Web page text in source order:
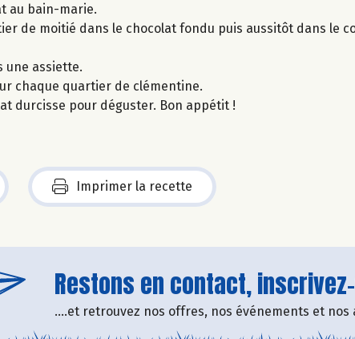
au bain-marie.
de moitié dans le chocolat fondu puis aussitôt dans le
une assiette.
chaque quartier de clémentine.
durcisse pour déguster. Bon appétit !
Imprimer la recette
Restons en contact,
....et retrouvez nos offres, nos événements et nos